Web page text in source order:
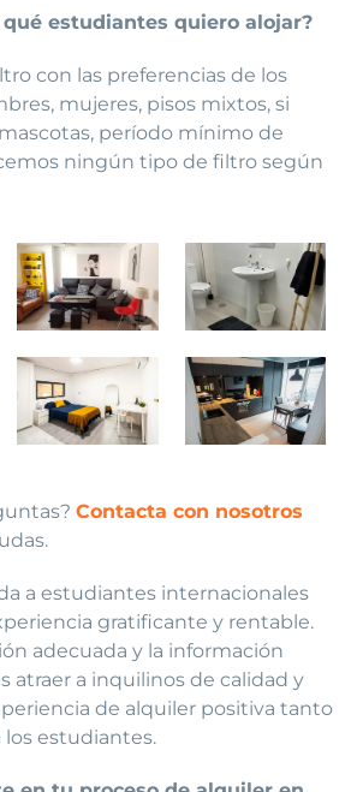
qué estudiantes quiero alojar?
con las preferencias de los
mujeres, pisos mixtos, si
período mínimo de
ningún tipo de filtro según
Contacta con nosotros
a estudiantes internacionales
gratificante y rentable.
adecuada y la información
atraer a inquilinos de calidad y
de alquiler positiva tanto
los estudiantes.